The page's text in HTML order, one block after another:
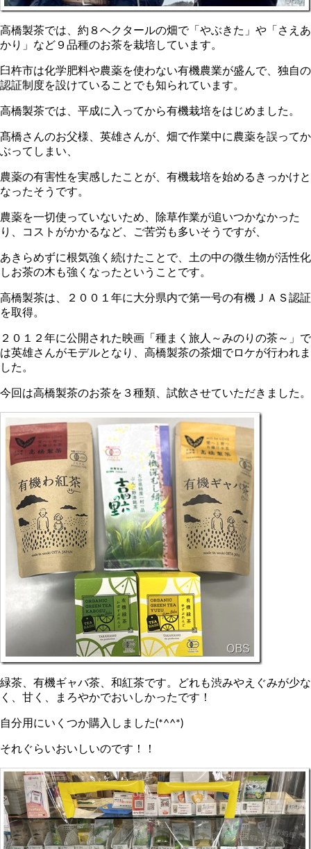
高橋製茶では、約８ヘクタールの畑で「やぶきた」や「さえあ
かり」など９品種のお茶を栽培しています。
臼杵市は化学肥料や農薬を使わない有機農業が盛んで、独自の
認証制度を設けていることでも知られています。
高橋製茶では、平成に入ってから有機栽培をはじめました。
髙橋さんのお父様、英雄さんが、畑で作業中に農薬を誤ってか
ぶってしまい、
農薬の有害性を実感したことが、有機栽培を始めるきっかけと
なったそうです。
農薬を一切使っていないため、除草作業が追いつかなかった
り、コストがかかるなど、ご苦労も多いそうですが、
あきらめずに根気強く続けたことで、土の中の微生物が活性化
しお茶の木も強くなったということです。
高橋製茶は、２００１年に大分県内で第一号の有機ＪＡＳ認証
を取得。
２０１２年に公開された映画「種まく旅人～みのりの茶～」で
は英雄さんがモデルとなり、高橋製茶の茶畑でロケが行われま
した。
今回は高橋製茶のお茶を３種類、試飲させていただきました。
緑茶、有機ギャバ茶、和紅茶です。どれも渋みやえぐみが少な
く、甘く、まろやかでおいしかったです！
自分用にいくつか購入しました(*^^*)
それぐらいおいしいのです！！